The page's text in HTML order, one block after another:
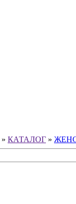
» КАТАЛОГ »